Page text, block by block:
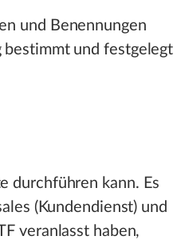
und Benennungen
bestimmt und festgelegt
durchführen kann. Es
(Kundendienst) und
veranlasst haben,